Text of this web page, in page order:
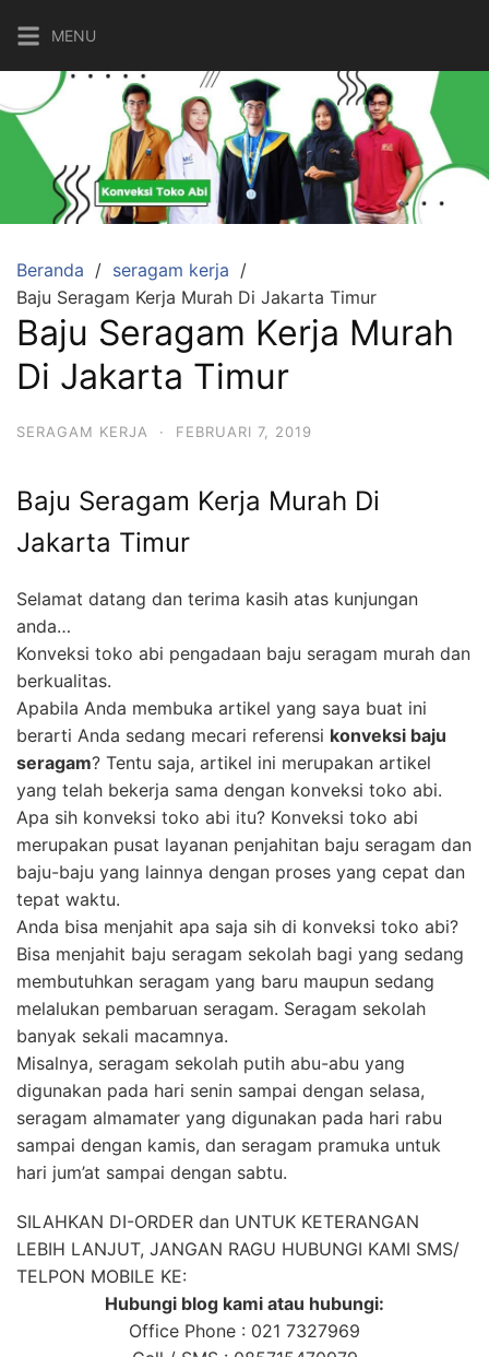
ke
konten
MENU
Beranda
seragam kerja
Baju Seragam Kerja Murah Di Jakarta Timur
Baju Seragam Kerja Murah
Di Jakarta Timur
SERAGAM KERJA · FEBRUARI 7, 2019
Baju Seragam Kerja Murah Di
Jakarta Timur
Selamat datang dan terima kasih atas kunjungan
anda…
Konveksi toko abi pengadaan baju seragam murah dan
berkualitas.
Apabila Anda membuka artikel yang saya buat ini
berarti Anda sedang mecari referensi konveksi baju
seragam? Tentu saja, artikel ini merupakan artikel
yang telah bekerja sama dengan konveksi toko abi.
Apa sih konveksi toko abi itu? Konveksi toko abi
merupakan pusat layanan penjahitan baju seragam dan
baju-baju yang lainnya dengan proses yang cepat dan
tepat waktu.
Anda bisa menjahit apa saja sih di konveksi toko abi?
Bisa menjahit baju seragam sekolah bagi yang sedang
membutuhkan seragam yang baru maupun sedang
melalukan pembaruan seragam. Seragam sekolah
banyak sekali macamnya.
Misalnya, seragam sekolah putih abu-abu yang
digunakan pada hari senin sampai dengan selasa,
seragam almamater yang digunakan pada hari rabu
sampai dengan kamis, dan seragam pramuka untuk
hari jum’at sampai dengan sabtu.
SILAHKAN DI-ORDER dan UNTUK KETERANGAN
LEBIH LANJUT, JANGAN RAGU HUBUNGI KAMI SMS/
TELPON MOBILE KE:
Hubungi blog kami atau hubungi:
Office Phone : 021 7327969